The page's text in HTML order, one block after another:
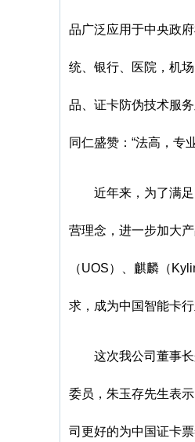
品广泛应用于中央政
统、银行、医院，机
品、证卡防伪技术服
同仁盛赞：“法高，专
近年来，为了满
营理念，进一步加大
（UOS）、麒麟（
求，成为中国智能卡
这次我公司董事
委员，朱玉存先生表
司更好的为中国证卡